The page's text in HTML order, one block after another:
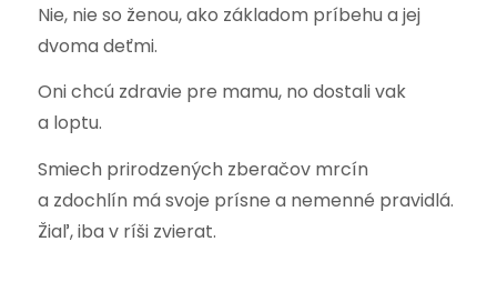
Nie, nie so ženou, ako základom príbehu a jej
dvoma deťmi.
Oni chcú zdravie pre mamu, no dostali vak
a loptu.
Smiech prirodzených zberačov mrcín
a zdochlín má svoje prísne a nemenné pravidlá.
Žiaľ, iba v ríši zvierat.